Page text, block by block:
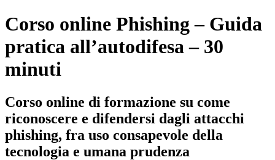
Corso online Phishing – Guida
pratica all’autodifesa – 30
minuti
Corso online di formazione su come
riconoscere e difendersi dagli attacchi
phishing, fra uso consapevole della
tecnologia e umana prudenza